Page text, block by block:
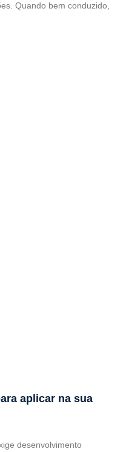
Quando bem conduzido,
aplicar na sua
desenvolvimento